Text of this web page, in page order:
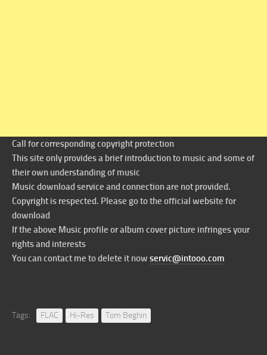
Call for corresponding copyright protection
This site only provides a brief introduction to music and some of
their own understanding of music
Music download service and connection are not provided.
Copyright is respected. Please go to the official website for
download
If the above Music profile or album cover picture infringes your
rights and interests
You can contact me to delete it now servic@intooo.com
Tags: FLAC Hi-Res Tom Beghin